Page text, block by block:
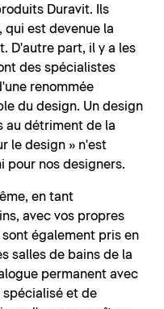
Duravit. Ils
qui est devenue la
D'autre part, il y a les
des spécialistes
renommée
du design. Un design
au détriment de la
le design » n'est
pour nos designers.
en tant
avec vos propres
également pris en
salles de bains de la
permanent avec
spécialisé et de